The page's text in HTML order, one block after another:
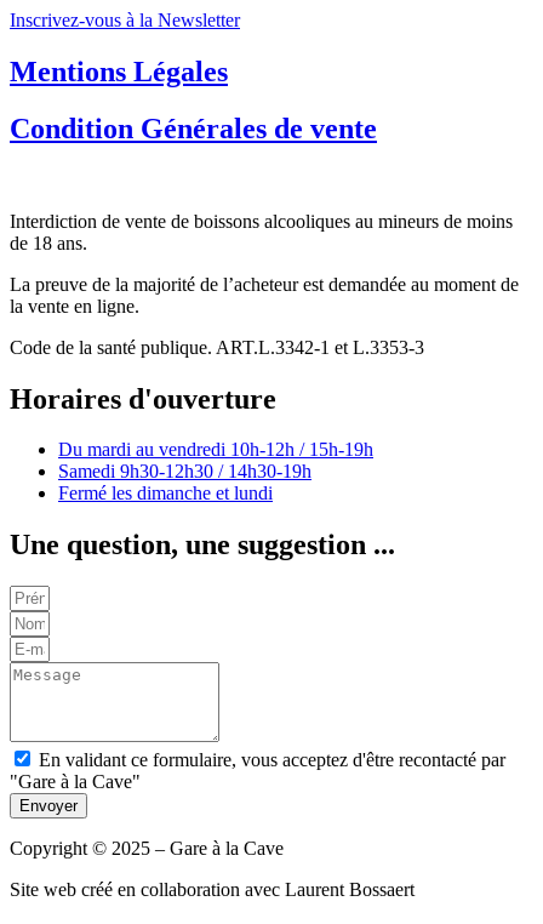
Inscrivez-vous à la Newsletter
Mentions Légales
Condition Générales de vente
Interdiction de vente de boissons alcooliques au mineurs de moins
de 18 ans.
La preuve de la majorité de l’acheteur est demandée au moment de
la vente en ligne.
Code de la santé publique. ART.L.3342-1 et L.3353-3
Horaires d'ouverture
Du mardi au vendredi 10h-12h / 15h-19h
Samedi 9h30-12h30 / 14h30-19h
Fermé les dimanche et lundi
Une question, une suggestion ...
En validant ce formulaire, vous acceptez d'être recontacté par
"Gare à la Cave"
Envoyer
Copyright © 2025 – Gare à la Cave
Site web créé en collaboration avec Laurent Bossaert